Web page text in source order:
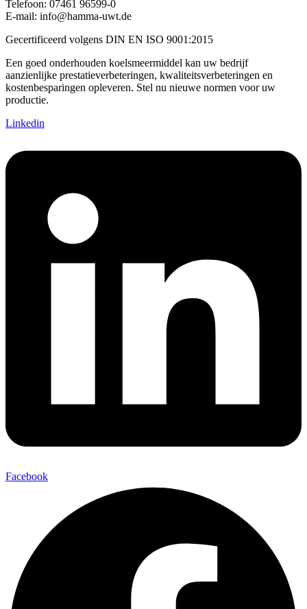
Telefoon: 07461 96599-0
E-mail: info@hamma-uwt.de
Gecertificeerd volgens DIN EN ISO 9001:2015
Een goed onderhouden koelsmeermiddel kan uw bedrijf
aanzienlijke prestatieverbeteringen, kwaliteitsverbeteringen en
kostenbesparingen opleveren. Stel nu nieuwe normen voor uw
productie.
Linkedin
Facebook